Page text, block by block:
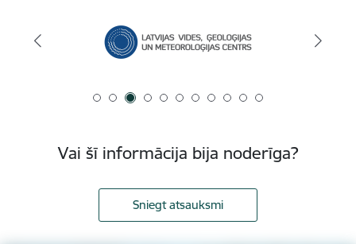
Vai šī informācija bija noderīga?
Sniegt atsauksmi